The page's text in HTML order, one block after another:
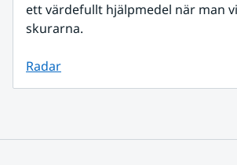
ett värdefullt hjälpmedel när man
skurarna.
Radar